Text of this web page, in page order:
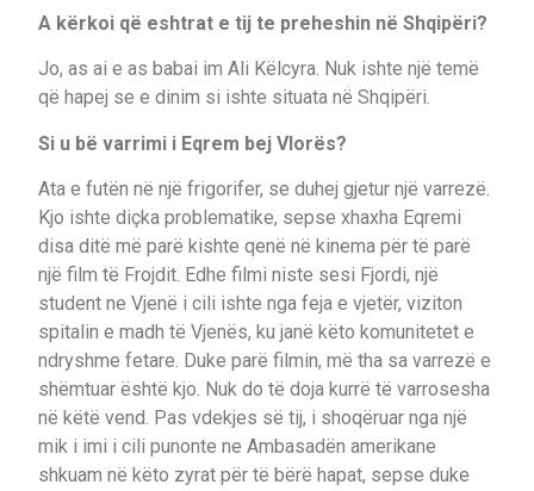
A kërkoi që eshtrat e tij te preheshin në Shqipëri?
Jo, as ai e as babai im Ali Këlcyra. Nuk ishte një temë
që hapej se e dinim si ishte situata në Shqipëri.
Si u bë varrimi i Eqrem bej Vlorës?
Ata e futën në një frigorifer, se duhej gjetur një varrezë.
Kjo ishte diçka problematike, sepse xhaxha Eqremi
disa ditë më parë kishte qenë në kinema për të parë
një film të Frojdit. Edhe filmi niste sesi Fjordi, një
student ne Vjenë i cili ishte nga feja e vjetër, viziton
spitalin e madh të Vjenës, ku janë këto komunitetet e
ndryshme fetare. Duke parë filmin, më tha sa varrezë e
shëmtuar është kjo. Nuk do të doja kurrë të varrosesha
në këtë vend. Pas vdekjes së tij, i shoqëruar nga një
mik i imi i cili punonte ne Ambasadën amerikane
shkuam në këto zyrat për të bërë hapat, sepse duke